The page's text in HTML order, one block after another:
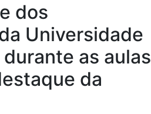
dos
Universidade
as aulas
da